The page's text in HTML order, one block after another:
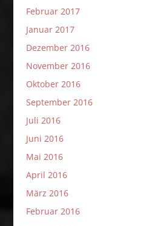
Februar 2017
Januar 2017
Dezember 2016
November 2016
Oktober 2016
September 2016
Juli 2016
Juni 2016
Mai 2016
April 2016
März 2016
Februar 2016